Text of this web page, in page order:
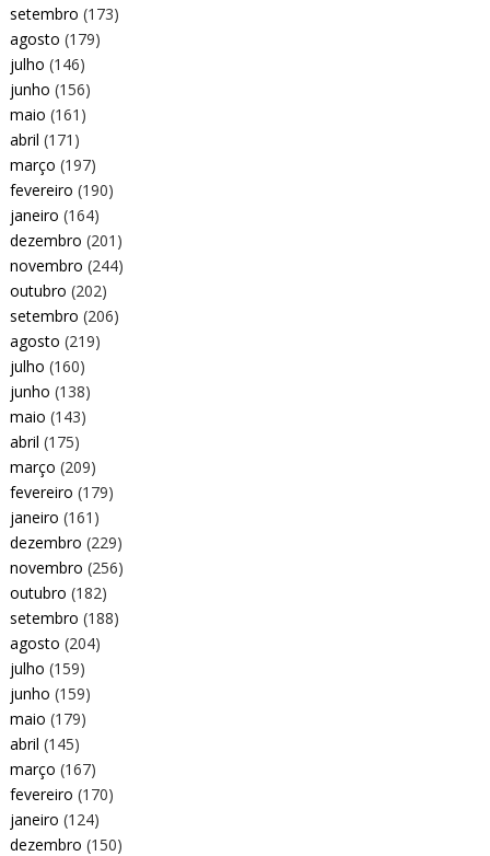
setembro (173)
agosto (179)
julho (146)
junho (156)
maio (161)
abril (171)
março (197)
fevereiro (190)
janeiro (164)
dezembro (201)
novembro (244)
outubro (202)
setembro (206)
agosto (219)
julho (160)
junho (138)
maio (143)
abril (175)
março (209)
fevereiro (179)
janeiro (161)
dezembro (229)
novembro (256)
outubro (182)
setembro (188)
agosto (204)
julho (159)
junho (159)
maio (179)
abril (145)
março (167)
fevereiro (170)
janeiro (124)
dezembro (150)